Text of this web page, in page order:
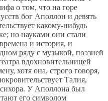
о том, что на горе
бог Аполлон и девять
какому-нибудь
но науками они стали
и история, и
ряду с музыкой, поэзией
вдохновительницей
хотя она, строго говоря,
Талия,
У Аполлона был
его символом